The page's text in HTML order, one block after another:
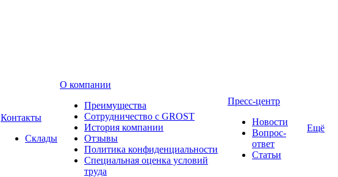
Контакты
Склады
О компании
Преимущества
Сотрудничество с GROST
История компании
Отзывы
Политика конфиденциальности
Специальная оценка условий
труда
Пресс-центр
Новости
Вопрос-
ответ
Статьи
Ещё